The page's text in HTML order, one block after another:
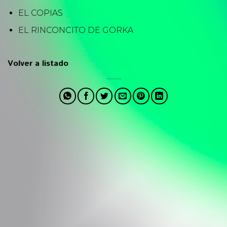
EL COPIAS
EL RINCONCITO DE GORKA
Volver a listado